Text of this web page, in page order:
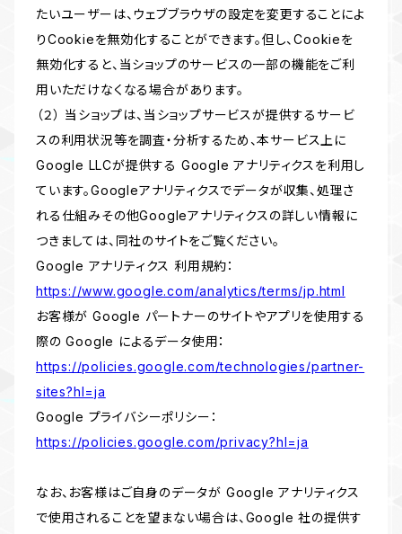
たいユーザーは、ウェブブラウザの設定を変更することによ
りCookieを無効化することができます。但し、Cookieを
無効化すると、当ショップのサービスの一部の機能をご利
用いただけなくなる場合があります。
（２） 当ショップは、当ショップサービスが提供するサービ
スの利用状況等を調査・分析するため、本サービス上に
Google LLCが提供する Google アナリティクスを利用し
ています。Googleアナリティクスでデータが収集、処理さ
れる仕組みその他Googleアナリティクスの詳しい情報に
つきましては、同社のサイトをご覧ください。
Google アナリティクス 利用規約：
https://www.google.com/analytics/terms/jp.html
お客様が Google パートナーのサイトやアプリを使用する
際の Google によるデータ使用：
https://policies.google.com/technologies/partner-
sites?hl=ja
Google プライバシーポリシー：
https://policies.google.com/privacy?hl=ja
なお、お客様はご自身のデータが Google アナリティクス
で使用されることを望まない場合は、Google 社の提供す